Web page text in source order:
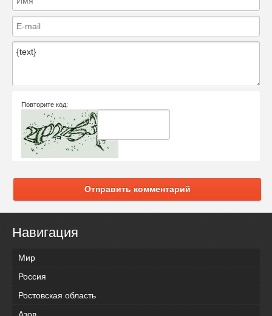
Повторите код:
Отправить комментарий
Навигация
Мир
Россия
Ростовская область